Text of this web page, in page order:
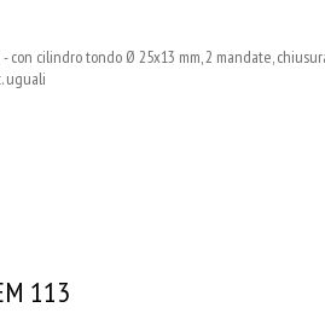
- con cilindro tondo Ø 25x13 mm, 2 mandate,
uguali
113